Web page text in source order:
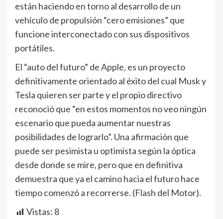
están haciendo en torno al desarrollo de un
vehículo de propulsión “cero emisiones” que
funcione interconectado con sus dispositivos
portátiles.
El “auto del futuro” de Apple, es un proyecto
definitivamente orientado al éxito del cual Musk y
Tesla quieren ser parte y el propio directivo
reconoció que “en estos momentos no veo ningún
escenario que pueda aumentar nuestras
posibilidades de lograrlo”. Una afirmación que
puede ser pesimista u optimista según la óptica
desde donde se mire, pero que en definitiva
demuestra que ya el camino hacia el futuro hace
tiempo comenzó a recorrerse. (Flash del Motor).
Vistas: 8